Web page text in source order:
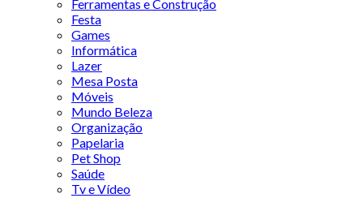
Ferramentas e Construção
Festa
Games
Informática
Lazer
Mesa Posta
Móveis
Mundo Beleza
Organização
Papelaria
Pet Shop
Saúde
Tv e Vídeo